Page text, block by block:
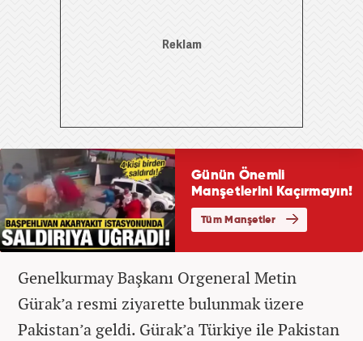
Genelkurmay Başkanı Orgeneral Metin
Gürak’a resmi ziyarette bulunmak üzere
Pakistan’a geldi. Gürak’a Türkiye ile Pakistan